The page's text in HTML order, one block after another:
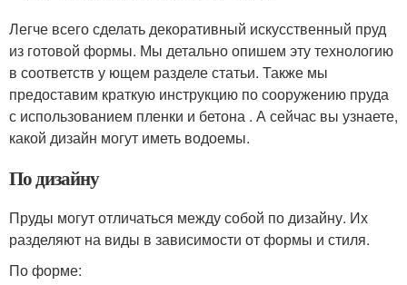
Легче всего сделать декоративный искусственный пруд
из готовой формы. Мы детально опишем эту технологию
в соответств у ющем разделе статьи. Также мы
предоставим краткую инструкцию по сооружению пруда
с использованием пленки и бетона . А сейчас вы узнаете,
какой дизайн могут иметь водоемы.
По дизайну
Пруды могут отличаться между собой по дизайну. Их
разделяют на виды в зависимости от формы и стиля.
По форме: